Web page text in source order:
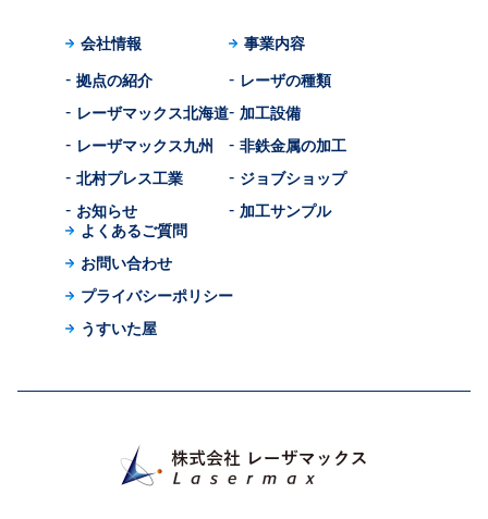
会社情報
拠点の紹介
レーザマックス北海道
レーザマックス九州
北村プレス工業
お知らせ
事業内容
レーザの種類
加工設備
非鉄金属の加工
ジョブショップ
加工サンプル
よくあるご質問
お問い合わせ
プライバシーポリシー
うすいた屋